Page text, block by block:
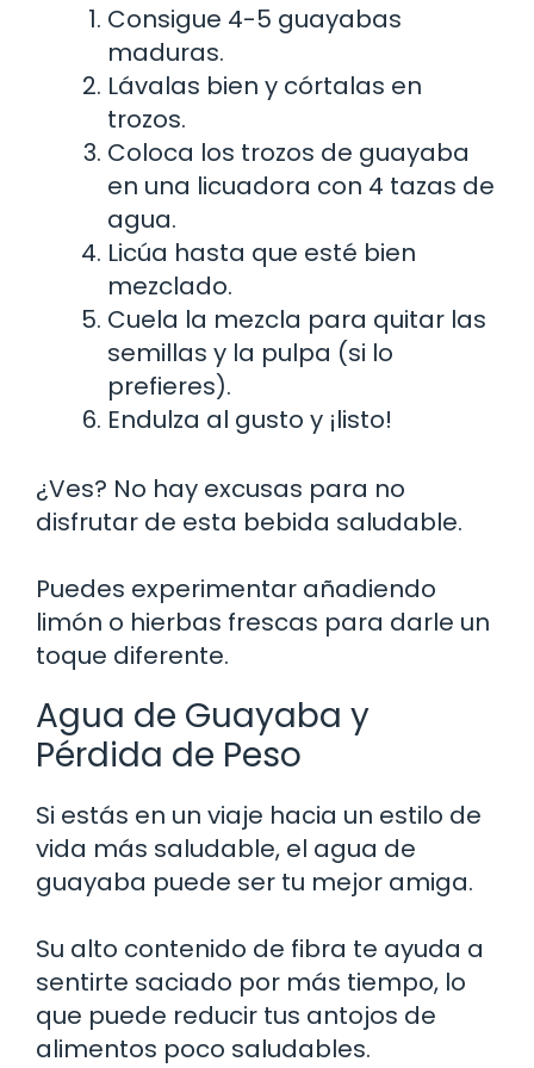
Consigue 4-5 guayabas
maduras.
Lávalas bien y córtalas en
trozos.
Coloca los trozos de guayaba
en una licuadora con 4 tazas de
agua.
Licúa hasta que esté bien
mezclado.
Cuela la mezcla para quitar las
semillas y la pulpa (si lo
prefieres).
Endulza al gusto y ¡listo!
¿Ves? No hay excusas para no
disfrutar de esta bebida saludable.
Puedes experimentar añadiendo
limón o hierbas frescas para darle un
toque diferente.
Agua de Guayaba y
Pérdida de Peso
Si estás en un viaje hacia un estilo de
vida más saludable, el agua de
guayaba puede ser tu mejor amiga.
Su alto contenido de fibra te ayuda a
sentirte saciado por más tiempo, lo
que puede reducir tus antojos de
alimentos poco saludables.